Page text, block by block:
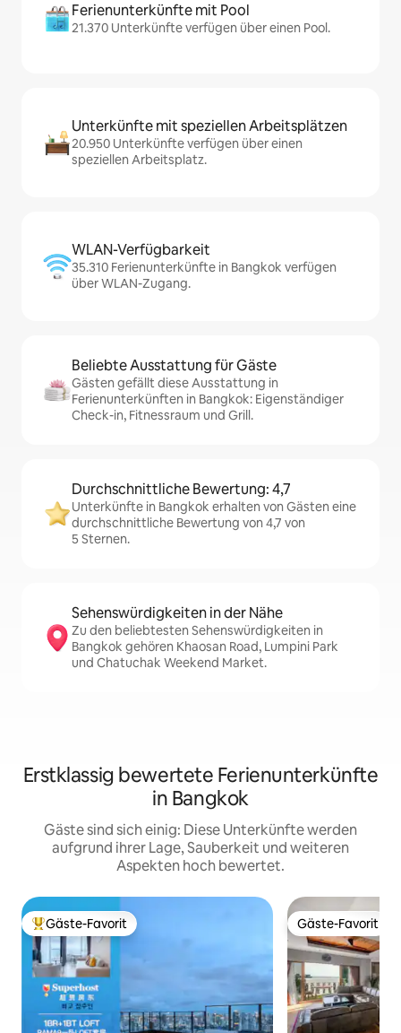
Ferienunterkünfte mit Pool
21.370 Unterkünfte verfügen über einen Pool.
Unterkünfte mit speziellen Arbeitsplätzen
20.950 Unterkünfte verfügen über einen
speziellen Arbeitsplatz.
WLAN-Verfügbarkeit
35.310 Ferienunterkünfte in Bangkok verfügen
über WLAN-Zugang.
Beliebte Ausstattung für Gäste
Gästen gefällt diese Ausstattung in
Ferienunterkünften in Bangkok: Eigenständiger
Check-in, Fitnessraum und Grill.
Durchschnittliche Bewertung: 4,7
Unterkünfte in Bangkok erhalten von Gästen eine
durchschnittliche Bewertung von 4,7 von
5 Sternen.
Sehenswürdigkeiten in der Nähe
Zu den beliebtesten Sehenswürdigkeiten in
Bangkok gehören Khaosan Road, Lumpini Park
und Chatuchak Weekend Market.
Erstklassig bewertete Ferienunterkünfte
in Bangkok
Gäste sind sich einig: Diese Unterkünfte werden
aufgrund ihrer Lage, Sauberkeit und weiteren
Aspekten hoch bewertet.
Beliebter Gäste-Favorit.
Gäste-Favorit Gäste-Favorit
Gäste-Favorit